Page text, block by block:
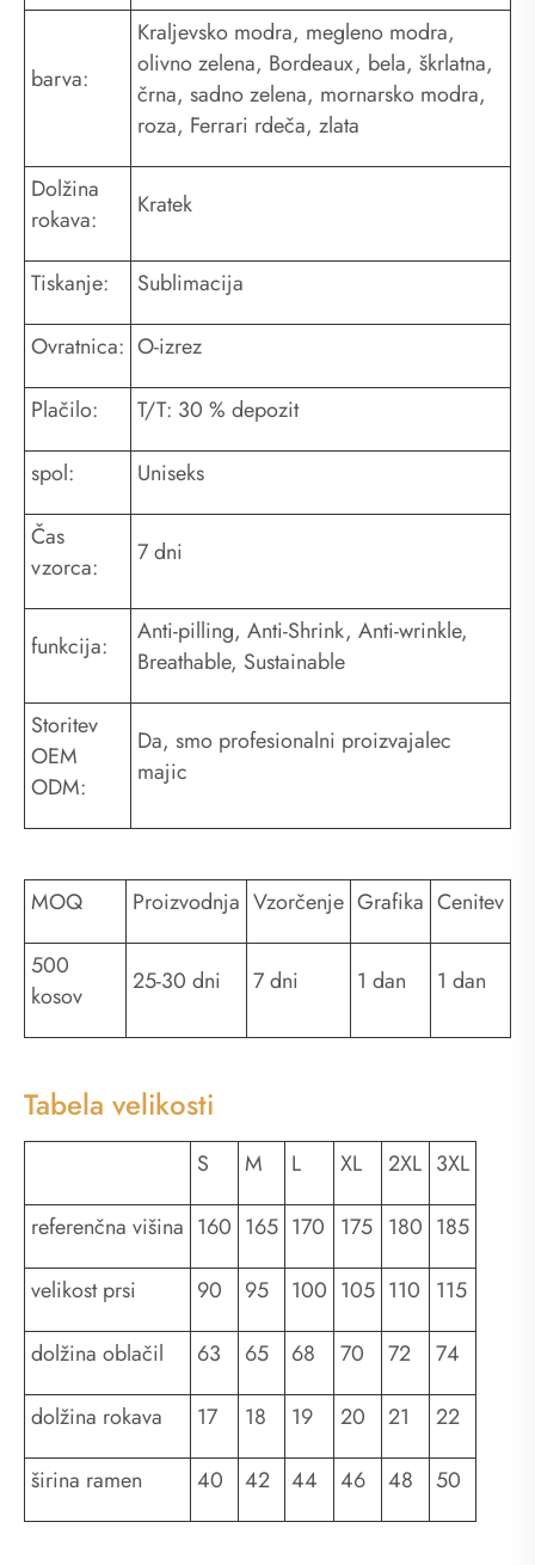
barva:
Kraljevsko modra, megleno modra,
olivno zelena, Bordeaux, bela, škrlatna,
črna, sadno zelena, mornarsko modra,
roza, Ferrari rdeča, zlata
Dolžina
rokava:
Kratek
Tiskanje: Sublimacija
Ovratnica: O-izrez
Plačilo: T/T: 30 % depozit
spol: Uniseks
Čas
vzorca:
7 dni
funkcija:
Anti-pilling, Anti-Shrink, Anti-wrinkle,
Breathable, Sustainable
Storitev
OEM
ODM:
Da, smo profesionalni proizvajalec
majic
MOQ Proizvodnja Vzorčenje Grafika Cenitev
500
kosov
25-30 dni 7 dni 1 dan 1 dan
Tabela velikosti
S M L XL 2XL 3XL
referenčna višina 160 165 170 175 180 185
velikost prsi 90 95 100 105 110 115
dolžina oblačil 63 65 68 70 72 74
dolžina rokava 17 18 19 20 21 22
širina ramen 40 42 44 46 48 50